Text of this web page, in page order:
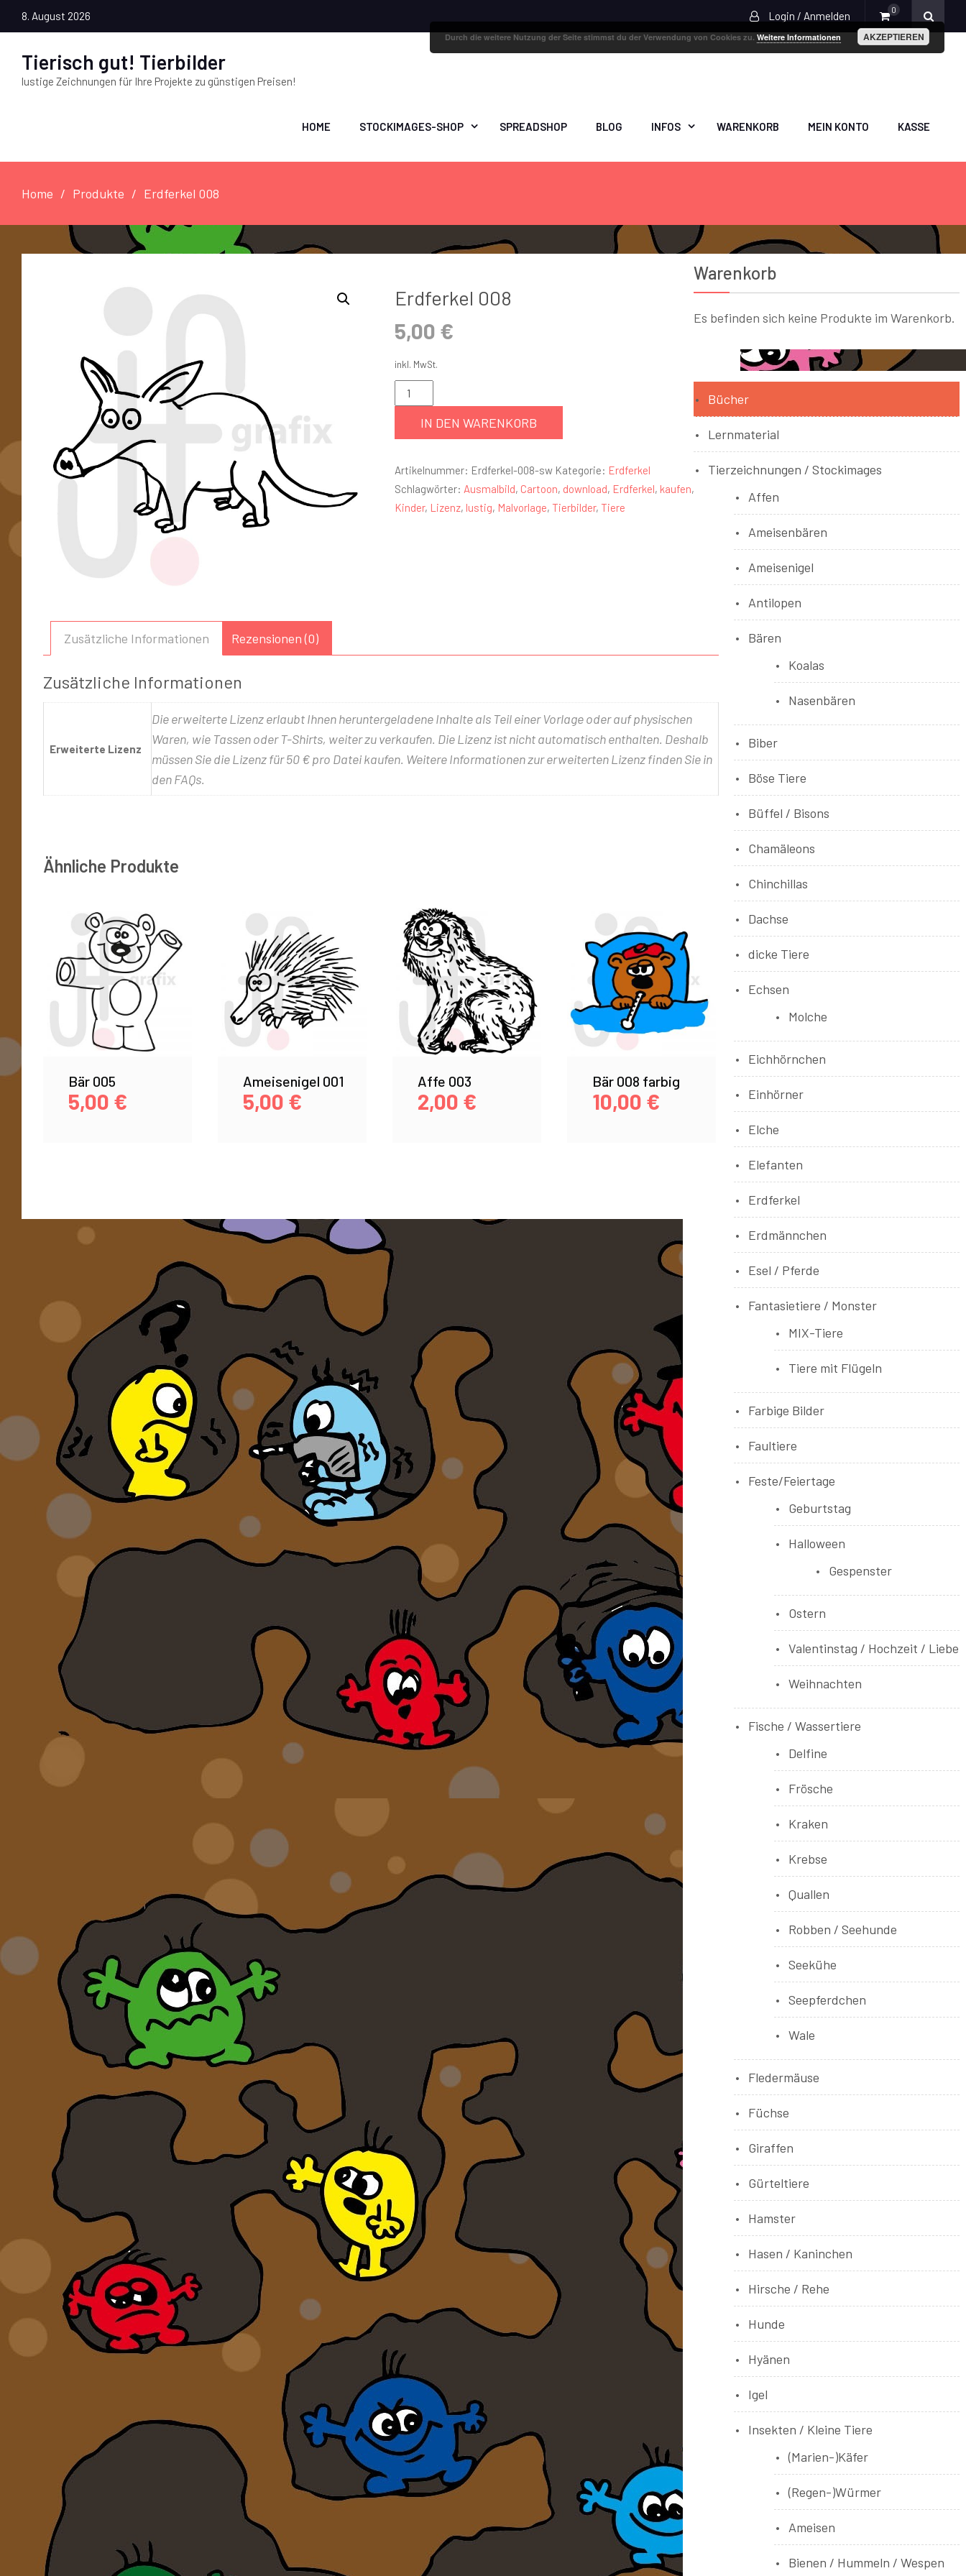
8. August 2026 Login / Anmelden 0
Tierisch gut! Tierbilder
lustige Zeichnungen für Ihre Projekte zu günstigen Preisen!
HOME STOCKIMAGES-SHOP SPREADSHOP BLOG INFOS WARENKORB MEIN KONTO KASSE
Home Produkte Erdferkel 008
Erdferkel 008
5,00 €
inkl. MwSt.
IN DEN WARENKORB
Artikelnummer: Erdferkel-008-sw Kategorie: Erdferkel
Schlagwörter: Ausmalbild, Cartoon, download, Erdferkel, kaufen,
Kinder, Lizenz, lustig, Malvorlage, Tierbilder, Tiere
Zusätzliche Informationen Rezensionen (0)
Zusätzliche Informationen
Erweiterte Lizenz
Die erweiterte Lizenz erlaubt Ihnen heruntergeladene Inhalte als Teil einer Vorlage oder auf physischen
Waren, wie Tassen oder T-Shirts, weiter zu verkaufen. Die Lizenz ist nicht automatisch enthalten. Deshalb
müssen Sie die Lizenz für 50 € pro Datei kaufen. Weitere Informationen zur erweiterten Lizenz finden Sie in
den FAQs.
Ähnliche Produkte
Bär 005
5,00 €
Ameisenigel 001
5,00 €
Affe 003
2,00 €
Bär 008 farbig
10,00 €
Warenkorb
Es befinden sich keine Produkte im Warenkorb.
Bücher
Lernmaterial
Tierzeichnungen / Stockimages
Affen
Ameisenbären
Ameisenigel
Antilopen
Bären
Koalas
Nasenbären
Biber
Böse Tiere
Büffel / Bisons
Chamäleons
Chinchillas
Dachse
dicke Tiere
Echsen
Molche
Eichhörnchen
Einhörner
Elche
Elefanten
Erdferkel
Erdmännchen
Esel / Pferde
Fantasietiere / Monster
MIX-Tiere
Tiere mit Flügeln
Farbige Bilder
Faultiere
Feste/Feiertage
Geburtstag
Halloween
Gespenster
Ostern
Valentinstag / Hochzeit / Liebe
Weihnachten
Fische / Wassertiere
Delfine
Frösche
Kraken
Krebse
Quallen
Robben / Seehunde
Seekühe
Seepferdchen
Wale
Fledermäuse
Füchse
Giraffen
Gürteltiere
Hamster
Hasen / Kaninchen
Hirsche / Rehe
Hunde
Hyänen
Igel
Insekten / Kleine Tiere
(Marien-)Käfer
(Regen-)Würmer
Ameisen
Bienen / Hummeln / Wespen
Durch die weitere Nutzung der Seite stimmst du der Verwendung von Cookies zu. Weitere Informationen AKZEPTIEREN